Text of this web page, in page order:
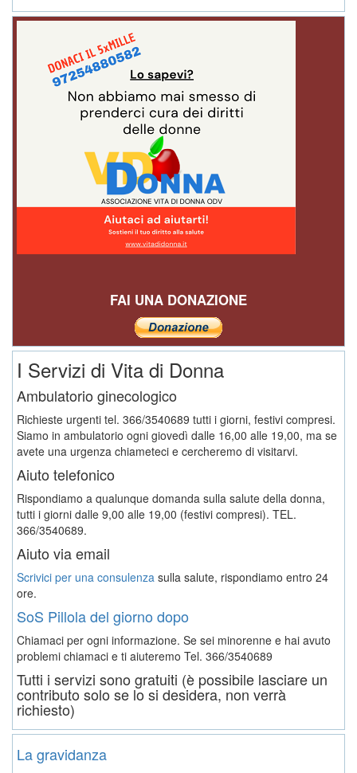
FAI UNA DONAZIONE
I Servizi di Vita di Donna
Ambulatorio ginecologico
Richieste urgenti tel. 366/3540689 tutti i giorni, festivi compresi.
Siamo in ambulatorio ogni giovedì dalle 16,00 alle 19,00, ma se
avete una urgenza chiameteci e cercheremo di visitarvi.
Aiuto telefonico
Rispondiamo a qualunque domanda sulla salute della donna,
tutti i giorni dalle 9,00 alle 19,00 (festivi compresi). TEL.
366/3540689.
Aiuto via email
Scrivici per una consulenza sulla salute, rispondiamo entro 24
ore.
SoS Pillola del giorno dopo
Chiamaci per ogni informazione. Se sei minorenne e hai avuto
problemi chiamaci e ti aiuteremo Tel. 366/3540689
Tutti i servizi sono gratuiti (è possibile lasciare un
contributo solo se lo si desidera, non verrà
richiesto)
La gravidanza